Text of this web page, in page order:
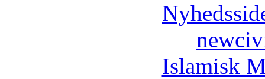
Islamisk